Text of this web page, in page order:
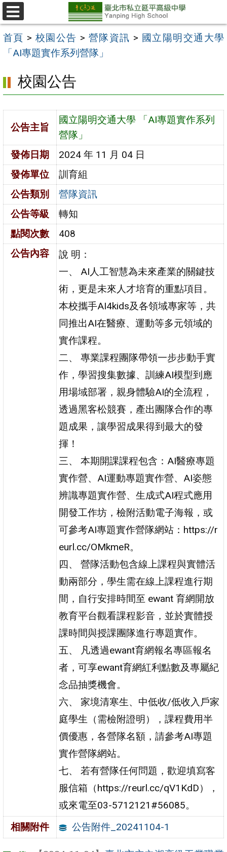
跳
至
主
要
區
選
單
首頁 > 校園公告 > 營隊資訊 > 國立陽明交通大學
「AI專題實作系列營隊」
校園公告
公告主旨
國立陽明交通大學 「AI專題實作系列
營隊」
發佈日期
2024 年 11 月 04 日
發佈單位
訓育組
公告類別
營隊資訊
公告等級
轉知
點閱次數
408
公告內容
說 明：
一、 AI人工智慧為未來產業的關鍵技
術，更是未來人才培育的重點項目。
本校攜手AI4kids及各領域專家等，共
同推出AI在醫療、運動等多元領域的
實作課程。
二、 專業課程團隊帶領一步步動手實
作，學習搜集數據、訓練AI模型到應
用場域部署，親身體驗AI的全流程，
透過黑客松競賽，產出團隊合作的專
題成果，讓學習成果得到最大的發
揮！
三、 本期開課課程包含：AI醫療專題
實作營、AI運動專題實作營、AI姿態
辨識專題實作營、生成式AI程式應用
開發工作坊，檢附活動電子海報，或
可參考AI專題實作營隊網站：https://r
eurl.cc/OMkmeR。
四、 營隊活動包含線上課程與實體活
動兩部分，學生需在線上課程進行期
間，自行安排時間至 ewant 育網開放
教育平台觀看課程影音，並於實體授
課時間與授課團隊進行專題實作。
五、 凡透過ewant育網報名專區報名
者，可享ewant育網紅利點數及專屬紀
念品抽獎機會。
六、 家境清寒生、中低收/低收入戶家
庭學生（需檢附證明），課程費用半
價優惠，各營隊名額，請參考AI專題
實作營隊網站。
七、 若有營隊任何問題，歡迎填寫客
服信箱（https://reurl.cc/qV1KdD），
或來電至03-5712121#56085。
相關附件
公告附件_20241104-1